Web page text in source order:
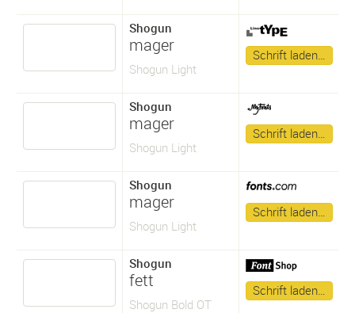
Shogun
mager
Shogun Light
Schrift laden…
Shogun
mager
Shogun Light
Schrift laden…
Shogun
mager
Shogun Light
Schrift laden…
Shogun
fett
Shogun Bold OT
Schrift laden…